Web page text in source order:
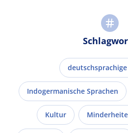
Indogermanische Sprachen
Kultur